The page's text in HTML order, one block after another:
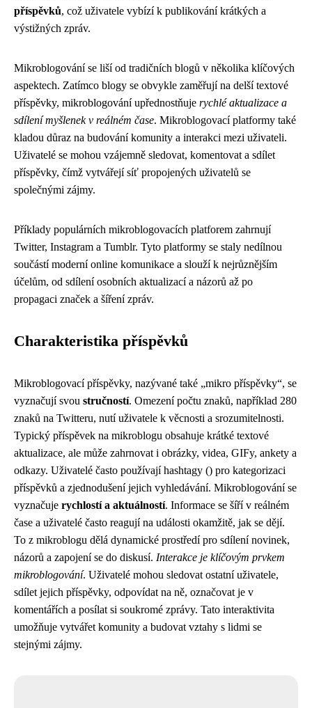
příspěvků, což uživatele vybízí k publikování krátkých a
výstižných zpráv.
Mikroblogování se liší od tradičních blogů v několika klíčových
aspektech. Zatímco blogy se obvykle zaměřují na delší textové
příspěvky, mikroblogování upřednostňuje rychlé aktualizace a
sdílení myšlenek v reálném čase. Mikroblogovací platformy také
kladou důraz na budování komunity a interakci mezi uživateli.
Uživatelé se mohou vzájemně sledovat, komentovat a sdílet
příspěvky, čímž vytvářejí síť propojených uživatelů se
společnými zájmy.
Příklady populárních mikroblogovacích platforem zahrnují
Twitter, Instagram a Tumblr. Tyto platformy se staly nedílnou
součástí moderní online komunikace a slouží k nejrůznějším
účelům, od sdílení osobních aktualizací a názorů až po
propagaci značek a šíření zpráv.
Charakteristika příspěvků
Mikroblogovací příspěvky, nazývané také „mikro příspěvky“, se
vyznačují svou stručností. Omezení počtu znaků, například 280
znaků na Twitteru, nutí uživatele k věcnosti a srozumitelnosti.
Typický příspěvek na mikroblogu obsahuje krátké textové
aktualizace, ale může zahrnovat i obrázky, videa, GIFy, ankety a
odkazy. Uživatelé často používají hashtagy () pro kategorizaci
příspěvků a zjednodušení jejich vyhledávání. Mikroblogování se
vyznačuje rychlostí a aktuálností. Informace se šíří v reálném
čase a uživatelé často reagují na události okamžitě, jak se dějí.
To z mikroblogu dělá dynamické prostředí pro sdílení novinek,
názorů a zapojení se do diskusí. Interakce je klíčovým prvkem
mikroblogování. Uživatelé mohou sledovat ostatní uživatele,
sdílet jejich příspěvky, odpovídat na ně, označovat je v
komentářích a posílat si soukromé zprávy. Tato interaktivita
umožňuje vytvářet komunity a budovat vztahy s lidmi se
stejnými zájmy.